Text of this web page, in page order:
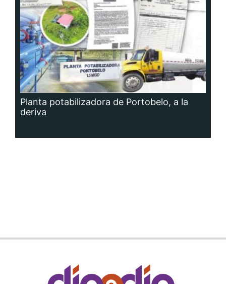
Planta potabilizadora de Portobelo, a la
deriva